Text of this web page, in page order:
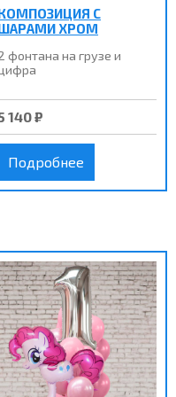
С
ХРОМ
фонтана на грузе и
140 ₽
Подробнее